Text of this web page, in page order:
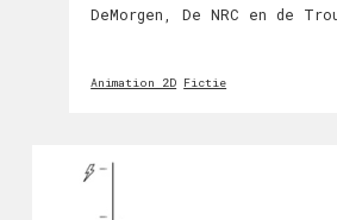
DeMorgen, De NRC en de
Animation 2D Fictie